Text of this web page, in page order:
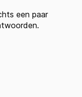
een paar